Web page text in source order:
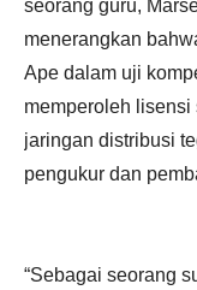
seorang guru,
menerangkan
Ape dalam uji
memperoleh
jaringan distribusi
pengukur dan
“Sebagai seorang